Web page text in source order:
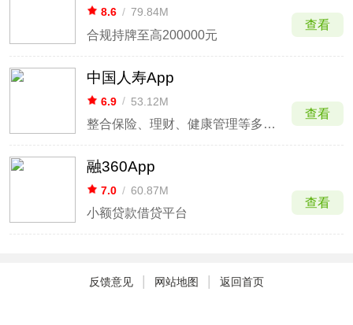
8.6 / 79.84M
合规持牌至高200000元
查看
中国人寿App
6.9 / 53.12M
整合保险、理财、健康管理等多元服务
查看
融360App
7.0 / 60.87M
小额贷款借贷平台
查看
反馈意见 网站地图 返回首页